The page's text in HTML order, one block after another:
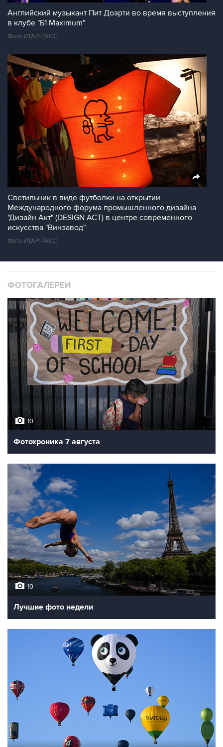
Английский музыкант Пит Доэрти во время выступления
в клубе "Б1 Maximum"
Фото ИТАР-ТАСС
Светильник в виде футболки на открытии
Международного форума промышленного дизайна
"Дизайн Акт" (DESIGN ACT) в центре современного
искусства "Винзавод"
Фото ИТАР-ТАСС
ФОТОГАЛЕРЕИ
10
Фотохроника 7 августа
10
Лучшие фото недели